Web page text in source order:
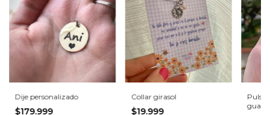
Dije personalizado
$179.999
Collar girasol
$19.999